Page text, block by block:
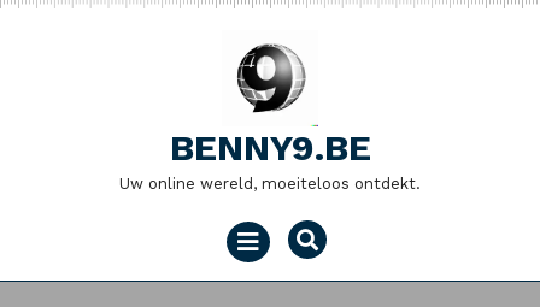
Naar
BENNY9.BE
Uw online wereld, moeiteloos ontdekt.
Menu
openen